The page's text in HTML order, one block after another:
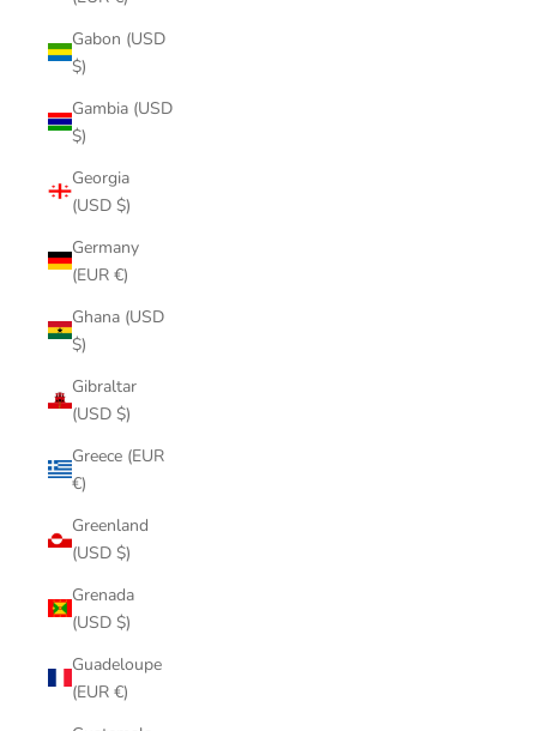
Gabon (USD
$)
Gambia (USD
$)
Georgia
(USD $)
Germany
(EUR €)
Ghana (USD
$)
Gibraltar
(USD $)
Greece (EUR
€)
Greenland
(USD $)
Grenada
(USD $)
Guadeloupe
(EUR €)